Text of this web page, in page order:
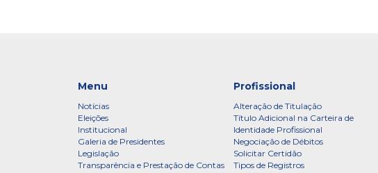
Menu
Notícias
Eleições
Institucional
Galeria de Presidentes
Legislação
Transparência e Prestação de Contas
Profissional
Alteração de Titulação
Título Adicional na Carteira de
Identidade Profissional
Negociação de Débitos
Solicitar Certidão
Tipos de Registros